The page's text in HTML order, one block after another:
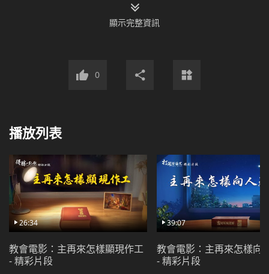
顯示完整資訊
0
播放列表
26:34
教會電影：主再來怎樣顯現作工
- 精彩片段
39:07
教會電影：主再來怎樣向
- 精彩片段